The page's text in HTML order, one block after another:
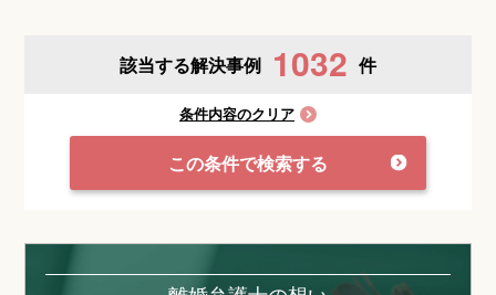
該当する解決事例 1032 件
条件内容のクリア
この条件で検索する